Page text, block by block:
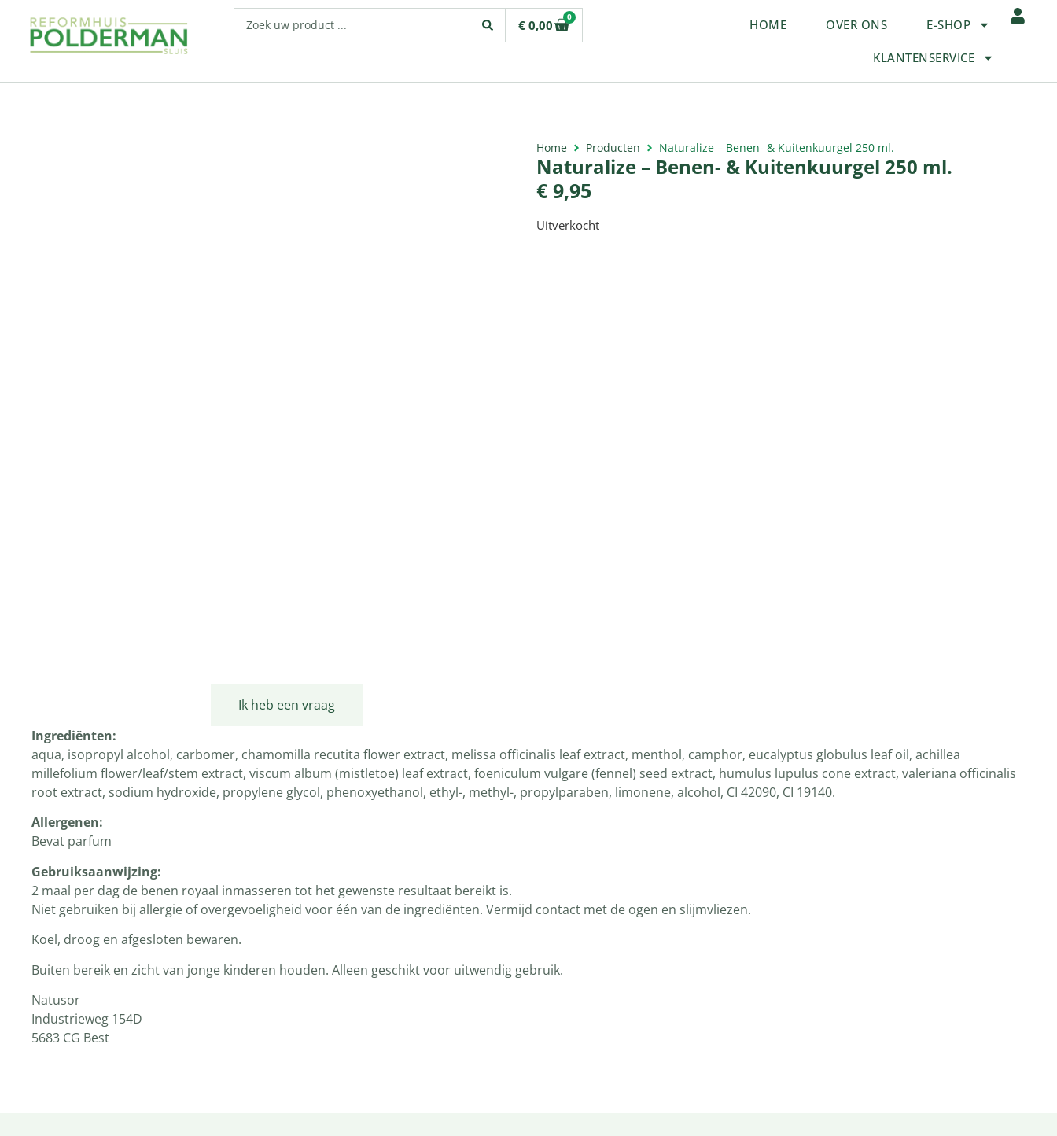
€ 0,00
0 HOME OVER ONS E-SHOP
KLANTENSERVICE
Home Producten Naturalize – Benen- & Kuitenkuurgel 250 ml.
Naturalize – Benen- & Kuitenkuurgel 250 ml.
€ 9,95
Uitverkocht
Ik heb een vraag
Ingrediënten:
aqua, isopropyl alcohol, carbomer, chamomilla recutita flower extract, melissa officinalis leaf extract, menthol, camphor, eucalyptus globulus leaf oil, achillea
millefolium flower/leaf/stem extract, viscum album (mistletoe) leaf extract, foeniculum vulgare (fennel) seed extract, humulus lupulus cone extract, valeriana officinalis
root extract, sodium hydroxide, propylene glycol, phenoxyethanol, ethyl-, methyl-, propylparaben, limonene, alcohol, CI 42090, CI 19140.
Allergenen:
Bevat parfum
Gebruiksaanwijzing:
2 maal per dag de benen royaal inmasseren tot het gewenste resultaat bereikt is.
Niet gebruiken bij allergie of overgevoeligheid voor één van de ingrediënten. Vermijd contact met de ogen en slijmvliezen.
Koel, droog en afgesloten bewaren.
Buiten bereik en zicht van jonge kinderen houden. Alleen geschikt voor uitwendig gebruik.
Natusor
Industrieweg 154D
5683 CG Best